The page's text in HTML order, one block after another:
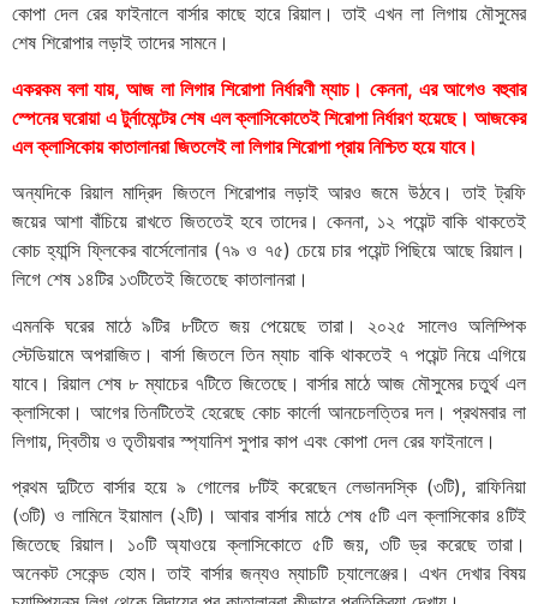
এমন অবস্থায় কোনো বাবার পক্ষে বড় স্বপ্ন দেখা সম্ভব নয়।
কোপা দেল রের ফাইনালে বার্সার কাছে হারে রিয়াল। তাই এখন লা লিগায় মৌসুমের
শেষ শিরোপার লড়াই তাদের সামনে।
একরকম বলা যায়, আজ লা লিগার শিরোপা নির্ধারণী ম্যাচ। কেননা, এর আগেও বহুবার
স্পেনের ঘরোয়া এ টুর্নামেন্টের শেষ এল ক্লাসিকোতেই শিরোপা নির্ধারণ হয়েছে। আজকের
এল ক্লাসিকোয় কাতালানরা জিতলেই লা লিগার শিরোপা প্রায় নিশ্চিত হয়ে যাবে।
অন্যদিকে রিয়াল মাদ্রিদ জিতলে শিরোপার লড়াই আরও জমে উঠবে। তাই ট্রফি
জয়ের আশা বাঁচিয়ে রাখতে জিততেই হবে তাদের। কেননা, ১২ পয়েন্ট বাকি থাকতেই
কোচ হ্যান্সি ফ্লিকের বার্সেলোনার (৭৯ ও ৭৫) চেয়ে চার পয়েন্ট পিছিয়ে আছে রিয়াল।
লিগে শেষ ১৪টির ১৩টিতেই জিতেছে কাতালানরা।
এমনকি ঘরের মাঠে ৯টির ৮টিতে জয় পেয়েছে তারা। ২০২৫ সালেও অলিম্পিক
স্টেডিয়ামে অপরাজিত। বার্সা জিতলে তিন ম্যাচ বাকি থাকতেই ৭ পয়েন্ট নিয়ে এগিয়ে
যাবে। রিয়াল শেষ ৮ ম্যাচের ৭টিতে জিতেছে। বার্সার মাঠে আজ মৌসুমের চতুর্থ এল
ক্লাসিকো। আগের তিনটিতেই হেরেছে কোচ কার্লো আনচেলত্তির দল। প্রথমবার লা
লিগায়, দ্বিতীয় ও তৃতীয়বার স্প্যানিশ সুপার কাপ এবং কোপা দেল রের ফাইনালে।
প্রথম দুটিতে বার্সার হয়ে ৯ গোলের ৮টিই করেছেন লেভানদস্কি (৩টি), রাফিনিয়া
(৩টি) ও লামিনে ইয়ামাল (২টি)। আবার বার্সার মাঠে শেষ ৫টি এল ক্লাসিকোর ৪টিই
জিতেছে রিয়াল। ১০টি অ্যাওয়ে ক্লাসিকোতে ৫টি জয়, ৩টি ড্র করেছে তারা।
অনেকট সেকেন্ড হোম। তাই বার্সার জন্যও ম্যাচটি চ্যালেঞ্জের। এখন দেখার বিষয়